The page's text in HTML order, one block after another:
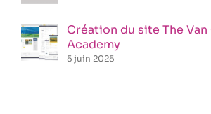
Création du site The Van
Academy
5 juin 2025